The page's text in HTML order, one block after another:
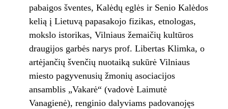
pabaigos šventes, Kalėdų eglės ir Senio Kalėdos
kelią į Lietuvą papasakojo fizikas, etnologas,
mokslo istorikas, Vilniaus žemaičių kultūros
draugijos garbės narys prof. Libertas Klimka, o
artėjančių švenčių nuotaiką sukūrė Vilniaus
miesto pagyvenusių žmonių asociacijos
ansamblis „Vakarė“ (vadovė Laimutė
Vanagienė), renginio dalyviams padovanojęs